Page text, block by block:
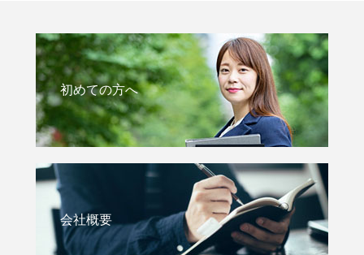
初めての方へ
会社概要